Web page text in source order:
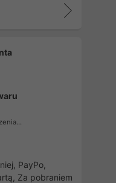
PayPo,
Za pobraniem